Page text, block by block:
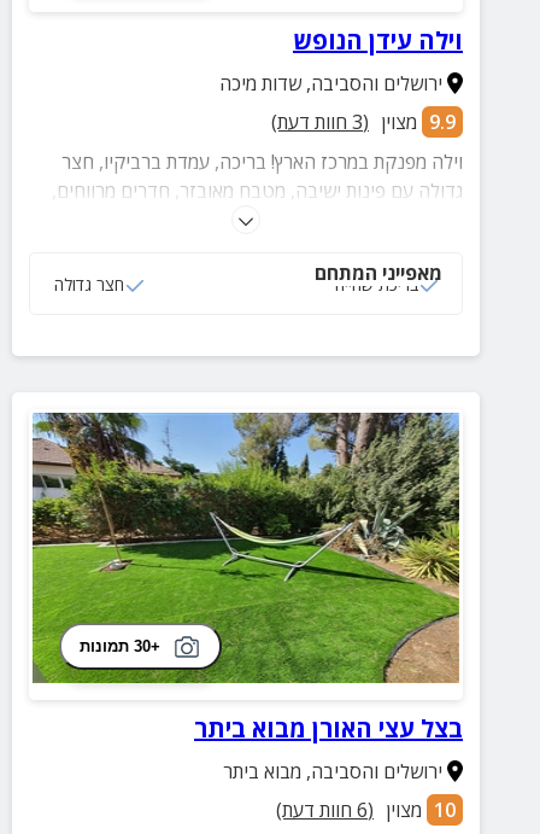
וילה עידן הנופש
ירושלים והסביבה,שדות מיכה
9.9 מצוין (
3 חוות דעת)
וילה מפנקת במרכז הארץ! בריכה, עמדת ברביקיו, חצר
גדולה עם פינות ישיבה, מטבח מאובזר, חדרים מרווחים,
אפשרות לחגיגת אירועים משמחם, שולחן סנוקר, שולחן
מאפייני המתחם
בריכת שחייה חצר גדולה
+30 תמונות
בצל עצי האורן מבוא ביתר
ירושלים והסביבה, מבוא ביתר
10 מצוין (
6 חוות דעת)